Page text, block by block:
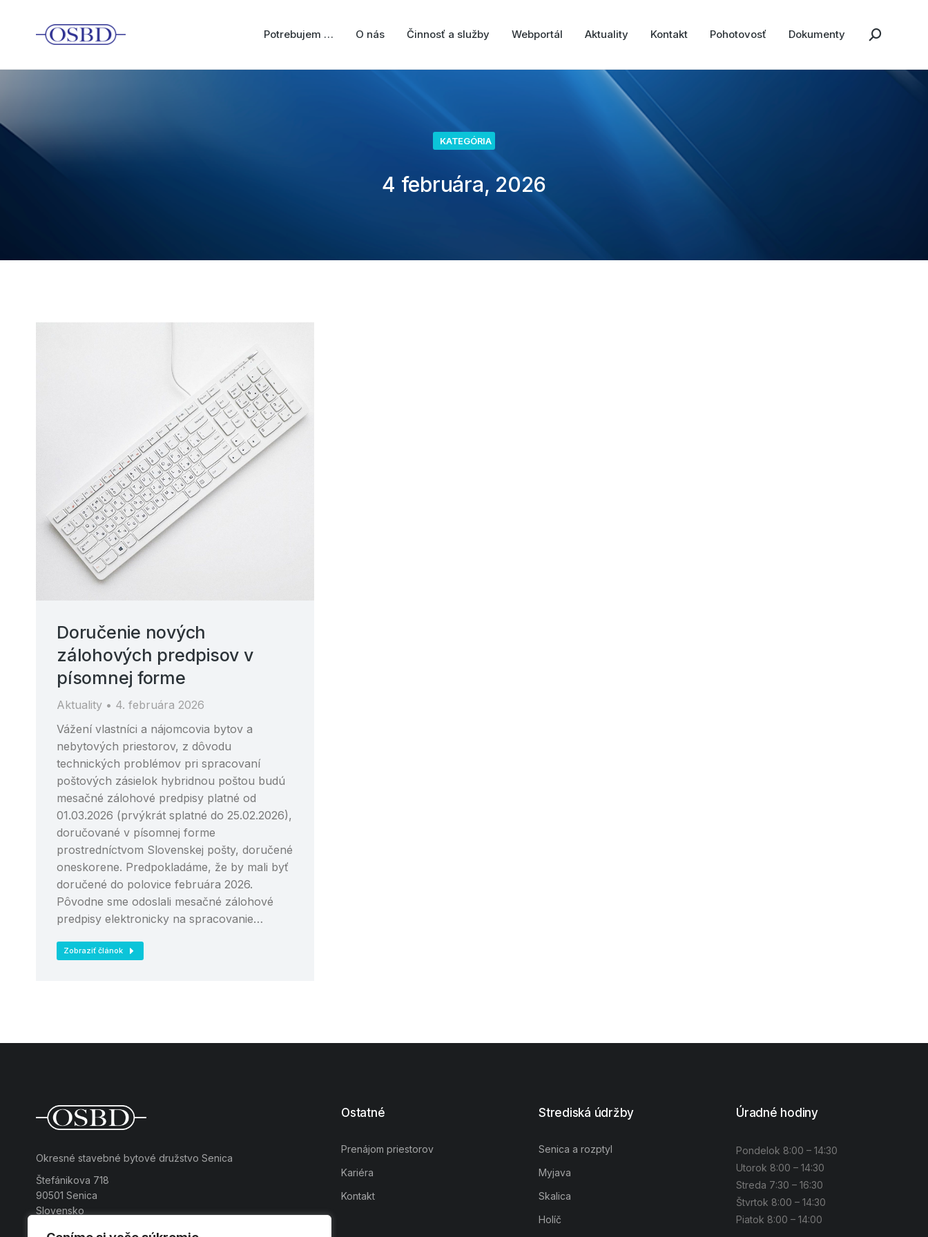
Potrebujem … O nás Činnosť a služby Webportál Aktuality Kontakt Pohotovosť Dokumenty
KATEGÓRIA
4 februára, 2026
Doručenie nových
zálohových predpisov v
písomnej forme
Aktuality
4. februára 2026
Vážení vlastníci a nájomcovia bytov a
nebytových priestorov, z dôvodu
technických problémov pri spracovaní
poštových zásielok hybridnou poštou budú
mesačné zálohové predpisy platné od
01.03.2026 (prvýkrát splatné do 25.02.2026),
doručované v písomnej forme
prostredníctvom Slovenskej pošty, doručené
oneskorene. Predpokladáme, že by mali byť
doručené do polovice februára 2026.
Pôvodne sme odoslali mesačné zálohové
predpisy elektronicky na spracovanie…
Zobraziť článok
Okresné stavebné bytové družstvo Senica
Štefánikova 718
90501 Senica
Slovensko
Ostatné
Prenájom priestorov
Kariéra
Kontakt
Strediská údržby
Senica a rozptyl
Myjava
Skalica
Holíč
Úradné hodiny
Pondelok 8:00 – 14:30
Utorok 8:00 – 14:30
Streda 7:30 – 16:30
Štvrtok 8:00 – 14:30
Piatok 8:00 – 14:00